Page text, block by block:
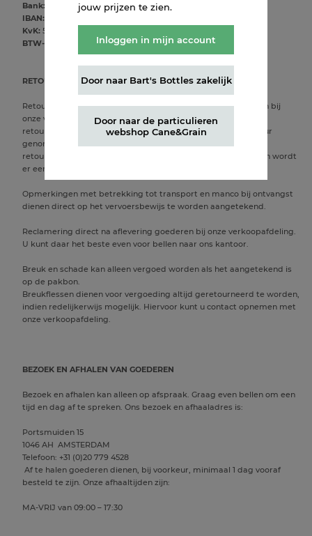
Bank:
ABN AMRO BANK
IBAN:
KvK: 57643997
BTW-nummer:
NL852672044B01
RETOUREN, RECLAMATIES, MANCO'S EN SCHADES
Retourzendingen dienen altijd vooraf aangevraagd te worden bij
onze verkoopafdeling. Na goedkeuring wordt er een aparte
retourorder aangemaakt. Deze dient ondertekend mee retour
genomen te worden door onze chauffeurs tezamen met de
retourproducten. Op basis van de ontvangen retourproducten wordt
er een creditfactuur opgemaakt en verstuurd.
Opmerkingen met betrekking tot transport en manco bij ontvangst
dienen direct op het vervoersbewijs te worden aangetekend.
Reclamering direct na aflevering goederen bij onze verkoopafdeling.
U kunt daar het beste even voor bellen naar ons kantoor.
Breuk en schade kan alleen vergoed worden als het aangetekend is
op de pakbon.
Breukflessen dienen voor vergoeding altijd geretourneerd te worden,
indien redelijkerwijs mogelijk. Hiervoor kunt u contact opnemen met
onze verkoopafdeling.
BEZOEK EN AFHALEN VAN GOEDEREN
Bezoek en afhalen kan alleen op afspraak. Graag even bellen om een
tijd en dag af te spreken. Ons bezoek en afhaaladres is:
Portsmuiden 15
1046 AH AMSTERDAM
Telefoon: +31 (0)20 779 4528
Af te halen goederen dienen, bij voorkeur, minimaal 1 dag vooraf
besteld te zijn. Onze afhaaltijden zijn:
MA-VRIJ van 09:00 – 17:30
jouw prijzen te zien.
Inloggen in mijn account
Door naar Bart's Bottles zakelijk
Door naar de particulieren
webshop Cane&Grain